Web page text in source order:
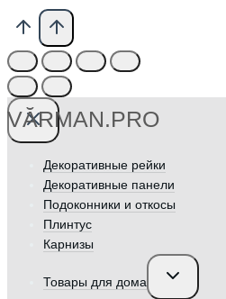
VӐRMAN.PRO
Декоративные рейки
Декоративные панели
Подоконники и откосы
Плинтус
Карнизы
Товары для дома
Переключить
дочернее